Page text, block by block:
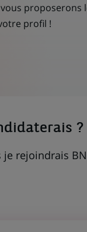
proposerons
profil !
?
rejoindrais